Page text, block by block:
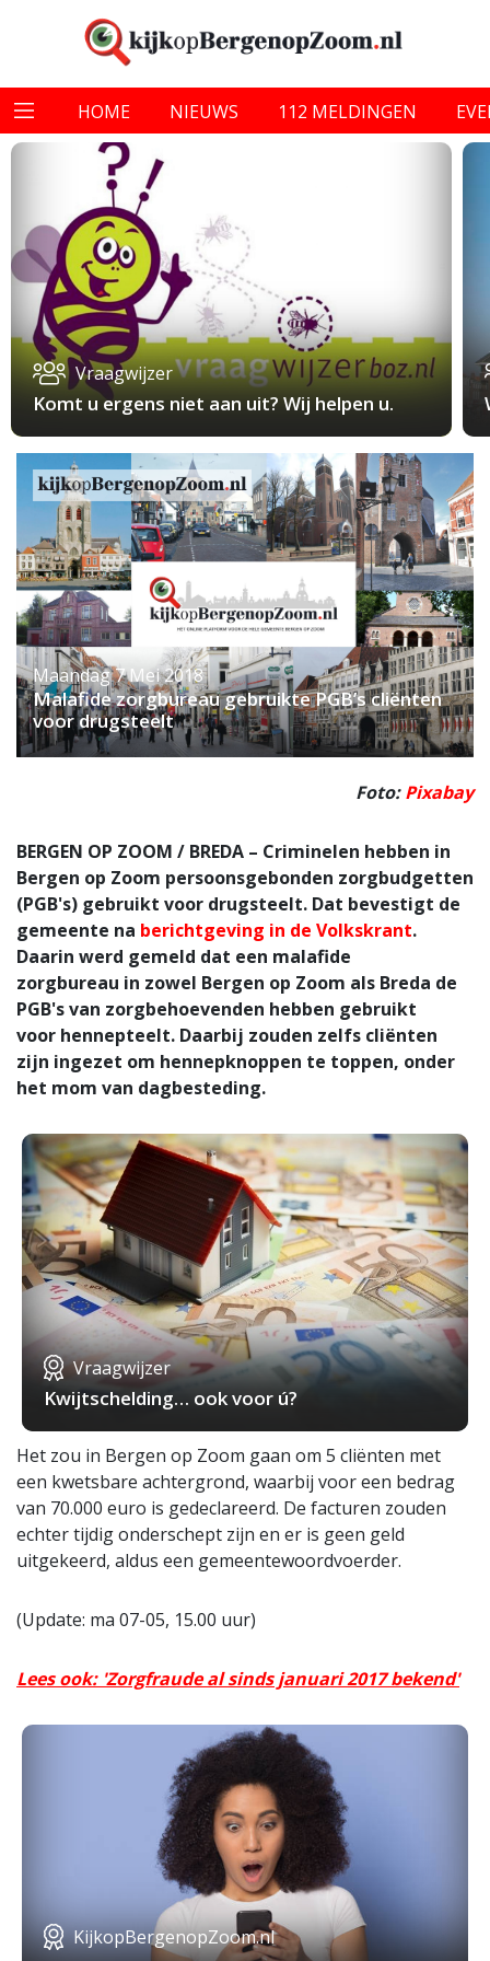
HOME NIEUWS 112 MELDINGEN
Vraagwijzer
Komt u ergens niet aan uit? Wij helpen u.
Maandag 7 Mei 2018
Malafide zorgbureau gebruikte PGB’s cliënten
voor drugsteelt
Foto:Pixabay
BERGEN OP ZOOM / BREDA – Criminelen hebben in
Bergen op Zoom persoonsgebonden zorgbudgetten
(PGB's) gebruikt voor drugsteelt. Dat bevestigt de
gemeente na berichtgeving in de Volkskrant.
Daarin werd gemeld dat een malafide
zorgbureau in zowel Bergen op Zoom als Breda de
PGB's van zorgbehoevenden hebben gebruikt
voor hennepteelt. Daarbij zouden zelfs cliënten
zijn ingezet om hennepknoppen te toppen, onder
het mom van dagbesteding.
Vraagwijzer
Kwijtschelding… ook voor ú?
Het zou in Bergen op Zoom gaan om 5 cliënten met
een kwetsbare achtergrond, waarbij voor een bedrag
van 70.000 euro is gedeclareerd. De facturen zouden
echter tijdig onderschept zijn en er is geen geld
uitgekeerd, aldus een gemeentewoordvoerder.
(Update: ma 07-05, 15.00 uur)
Lees ook: 'Zorgfraude al sinds januari 2017 bekend'
KijkopBergenopZoom.nl